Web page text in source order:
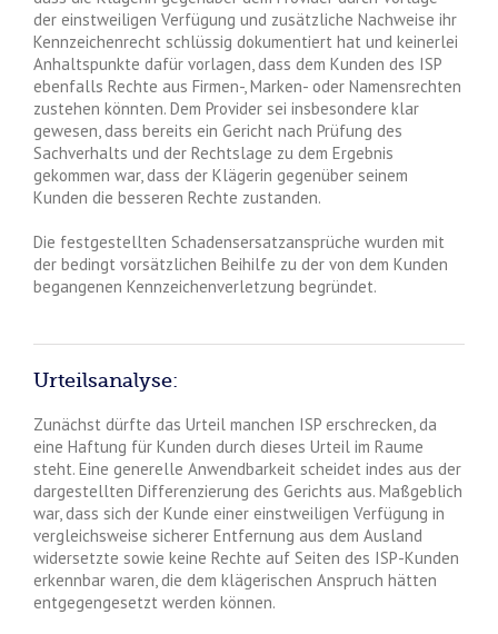
der einstweiligen Verfügung und zusätzliche Nachweise ihr
Kennzeichenrecht schlüssig dokumentiert hat und keinerlei
Anhaltspunkte dafür vorlagen, dass dem Kunden des ISP
ebenfalls Rechte aus Firmen-, Marken- oder Namensrechten
zustehen könnten. Dem Provider sei insbesondere klar
gewesen, dass bereits ein Gericht nach Prüfung des
Sachverhalts und der Rechtslage zu dem Ergebnis
gekommen war, dass der Klägerin gegenüber seinem
Kunden die besseren Rechte zustanden.
Die festgestellten Schadensersatzansprüche wurden mit
der bedingt vorsätzlichen Beihilfe zu der von dem Kunden
begangenen Kennzeichenverletzung begründet.
Urteilsanalyse:
Zunächst dürfte das Urteil manchen ISP erschrecken, da
eine Haftung für Kunden durch dieses Urteil im Raume
steht. Eine generelle Anwendbarkeit scheidet indes aus der
dargestellten Differenzierung des Gerichts aus. Maßgeblich
war, dass sich der Kunde einer einstweiligen Verfügung in
vergleichsweise sicherer Entfernung aus dem Ausland
widersetzte sowie keine Rechte auf Seiten des ISP-Kunden
erkennbar waren, die dem klägerischen Anspruch hätten
entgegengesetzt werden können.